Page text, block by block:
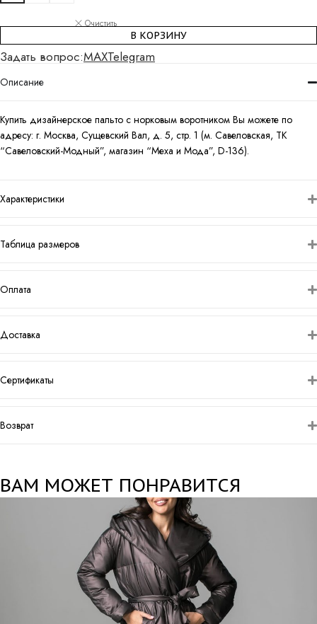
Очистить
В КОРЗИНУ
Задать вопрос:MAXTelegram
Описание
Купить дизайнерское пальто с норковым воротником Вы можете по
адресу: г. Москва, Сущевский Вал, д. 5, стр. 1 (м. Савеловская, ТК
“Савеловский-Модный”, магазин “Меха и Мода”, D-136).
Характеристики
Таблица размеров
Оплата
Доставка
Сертификаты
Возврат
ВАМ МОЖЕТ ПОНРАВИТСЯ